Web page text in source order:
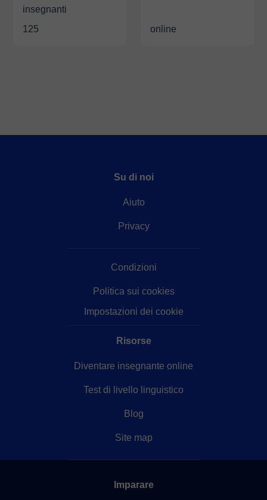
insegnanti
125
online
Su di noi
Aiuto
Privacy
Condizioni
Politica sui cookies
Impostazioni dei cookie
Risorse
Diventare insegnante online
Test di livello linguistico
Blog
Site map
Imparare